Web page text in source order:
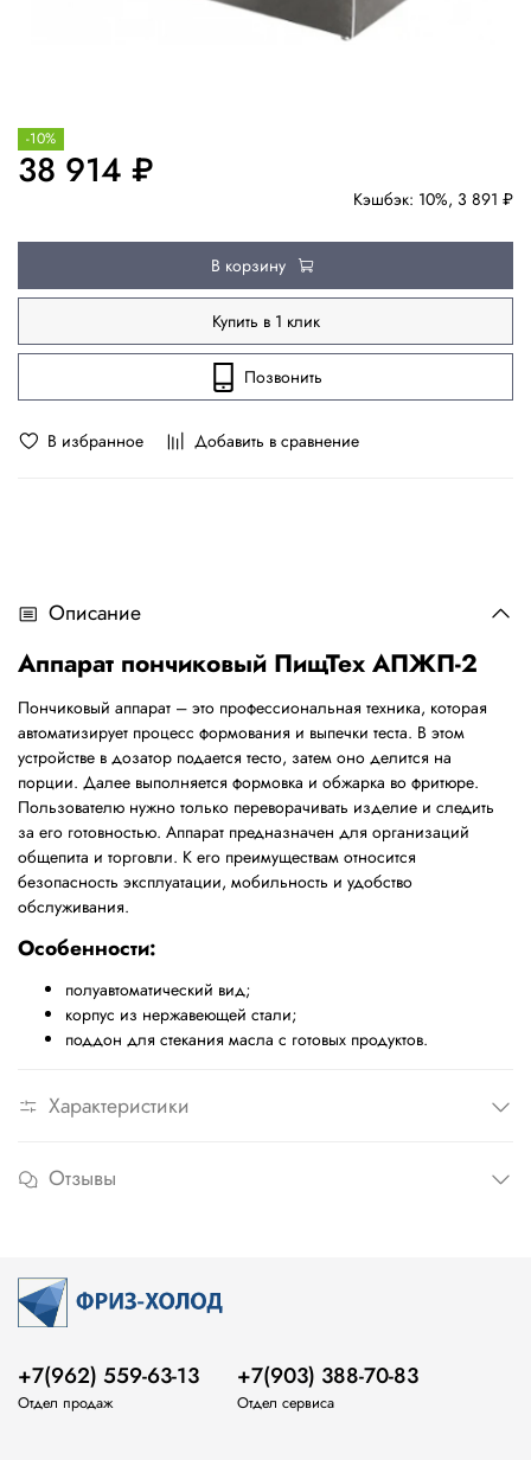
В избранное Добавить в сравнение
Кэшбэк: 10%, 3 891 ₽
38 914 ₽
-10%
В корзину
Купить в 1 клик
Позвонить
Описание
Аппарат пончиковый ПищТех АПЖП-2
Пончиковый аппарат – это профессиональная техника, которая
автоматизирует процесс формования и выпечки теста. В этом
устройстве в дозатор подается тесто, затем оно делится на
порции. Далее выполняется формовка и обжарка во фритюре.
Пользователю нужно только переворачивать изделие и следить
за его готовностью. Аппарат предназначен для организаций
общепита и торговли. К его преимуществам относится
безопасность эксплуатации, мобильность и удобство
обслуживания.
Особенности:
полуавтоматический вид;
корпус из нержавеющей стали;
поддон для стекания масла с готовых продуктов.
Характеристики
Отзывы
+7(962) 559-63-13
Отдел продаж
+7(903) 388-70-83
Отдел сервиса